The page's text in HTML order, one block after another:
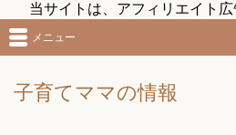
当サイトは、アフィリエイト広
子育てママの情報
メニュー